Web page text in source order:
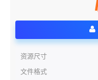
资源尺寸
文件格式